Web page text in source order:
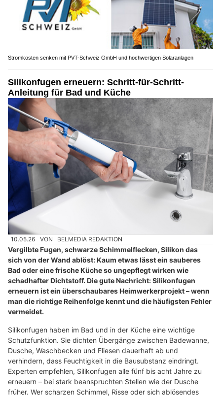
Stromkosten senken mit PVT-Schweiz GmbH und hochwertigen Solaranlagen
Silikonfugen erneuern: Schritt-für-Schritt-
Anleitung für Bad und Küche
10.05.26 VON BELMEDIA REDAKTION
Vergilbte Fugen, schwarze Schimmelflecken, Silikon das
sich von der Wand ablöst: Kaum etwas lässt ein sauberes
Bad oder eine frische Küche so ungepflegt wirken wie
schadhafter Dichtstoff. Die gute Nachricht: Silikonfugen
erneuern ist ein überschaubares Heimwerkerprojekt – wenn
man die richtige Reihenfolge kennt und die häufigsten Fehler
vermeidet.
Silikonfugen haben im Bad und in der Küche eine wichtige
Schutzfunktion. Sie dichten Übergänge zwischen Badewanne,
Dusche, Waschbecken und Fliesen dauerhaft ab und
verhindern, dass Feuchtigkeit in die Bausubstanz eindringt.
Experten empfehlen, Silikonfugen alle fünf bis acht Jahre zu
erneuern – bei stark beanspruchten Stellen wie der Dusche
früher. Wer scharzen Schimmel, Risse oder sich ablösendes